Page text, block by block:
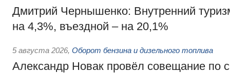
Дмитрий Чернышенко: Внутренний
на 4,3%, въездной – на 20,1%
5 августа 2026, Оборот бензина и дизельного топлива
Александр Новак провёл совещание по